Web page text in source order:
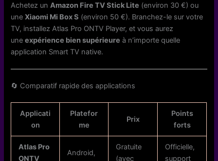
Achetez unAmazon Fire TV Stick Lite (environ 30 €) ou
uneXiaomi Mi Box S (environ 50 €). Branchez-le sur votre
TV, installez Atlas Pro ONTV Player, et vous aurez
uneexpérience bien supérieure à n’importe quelle
application Smart TV native.
🔄 Comparatif rapide des applications
Applicati
on
Platefor
me
Prix
Points
forts
Atlas Pro
ONTV
Android,
Gratuite
(avec
Officielle,
support